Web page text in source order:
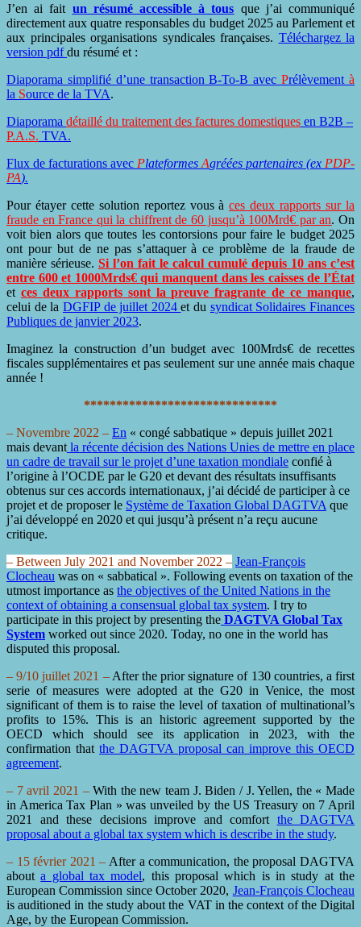
J’en ai fait un résumé accessible à tous que j’ai communiqué
directement aux quatre responsables du budget 2025 au Parlement et
aux principales organisations syndicales françaises. Téléchargez la
version pdfdu résumé et :
Diaporama simplifié d’une transaction B-To-B avecPrélèvementà
la Source de la TVA.
Diaporama détaillé du traitement des factures domestiques en B2B –
P.A.S. TVA.
Flux de facturations avec Plateformes Agréées partenaires (ex PDP-
PA).
Pour étayer cette solution reportez vous àces deux rapports sur la
fraude en France qui la chiffrent de 60 jusqu’à 100Mrd€ par an. On
voit bien alors que toutes les contorsions pour faire le budget 2025
ont pour but de ne pas s’attaquer à ce problème de la fraude de
manière sérieuse. Si l’on fait le calcul cumulé depuis 10 ans c’est
entre 600 et 1000Mrds€ qui manquent dans les caisses de l’État
et ces deux rapports sont la preuve fragrante de ce manque,
celui de la DGFIP de juillet 2024et du syndicat Solidaires Finances
Publiques de janvier 2023.
Imaginez la construction d’un budget avec 100Mrds€ de recettes
fiscales supplémentaires et pas seulement sur une année mais chaque
année !
******************************
– Novembre 2022 – En « congé sabbatique » depuis juillet 2021
mais devant la récente décision des Nations Unies de mettre en place
un cadre de travail sur le projet d’une taxation mondiale confié à
l’origine à l’OCDE par le G20 et devant des résultats insuffisants
obtenus sur ces accords internationaux, j’ai décidé de participer à ce
projet et de proposer le Système de Taxation Global DAGTVA que
j’ai développé en 2020 et qui jusqu’à présent n’a reçu aucune
critique.
– Between July 2021 and November 2022 – Jean-François
Clocheau was on « sabbatical ». Following events on taxation of the
utmost importance as the objectives of the United Nations in the
context of obtaining a consensual global tax system. I try to
participate in this project by presenting the DAGTVA Global Tax
System worked out since 2020. Today, no one in the world has
disputed this proposal.
– 9/10 juillet 2021 – After the prior signature of 130 countries, a first
serie of measures were adopted at the G20 in Venice, the most
significant of them is to raise the level of taxation of multinational’s
profits to 15%. This is an historic agreement supported by the
OECD which should see its application in 2023, with the
confirmation that the DAGTVA proposal can improve this OECD
agreement.
– 7 avril 2021 –With the new team J. Biden / J. Yellen, the « Made
in America Tax Plan » was unveiled by the US Treasury on 7 April
2021 and these decisions improve and comfort the DAGTVA
proposal about a global tax system which is describe in the study.
– 15 février 2021 – After a communication, the proposal DAGTVA
abouta global tax model, this proposal which is in study at the
European Commission since October 2020, Jean-François Clocheau
is auditioned in the study about the VAT in the context of the Digital
Age, by the European Commission.